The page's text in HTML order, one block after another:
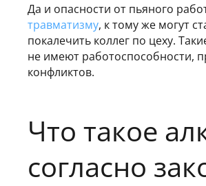
Да и опасности от пьяного
травматизму, к тому же могут
покалечить коллег по цеху.
не имеют работоспособности,
конфликтов.
Что такое
согласно